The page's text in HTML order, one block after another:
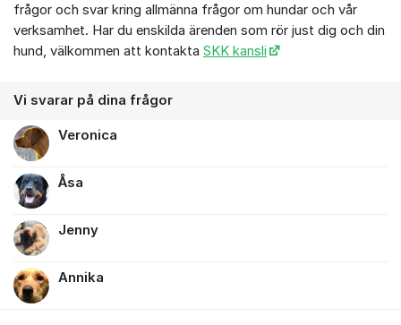
frågor och svar kring allmänna frågor om hundar och vår
verksamhet. Har du enskilda ärenden som rör just dig och din
hund, välkommen att kontakta SKK kansli
Vi svarar på dina frågor
Veronica
Åsa
Jenny
Annika